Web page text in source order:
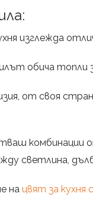
изглежда
обича топли
от своя
комбинации
светлина,
на цвят за кухня